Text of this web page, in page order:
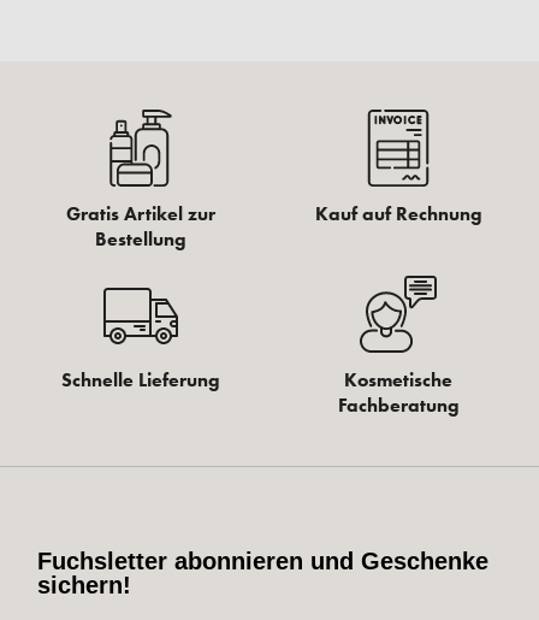
Gratis Artikel zur
Bestellung
Kauf auf Rechnung
Schnelle Lieferung
Kosmetische
Fachberatung
Fuchsletter abonnieren und Geschenke
sichern!